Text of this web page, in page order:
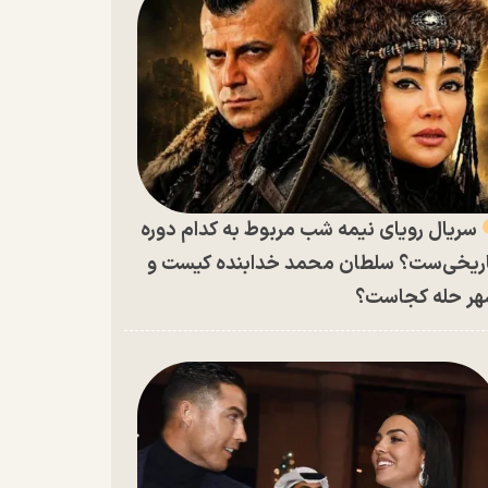
سریال رویای نیمه شب مربوط به کدام دوره
سلطان محمد خدابنده کیست و
حله کجاست؟